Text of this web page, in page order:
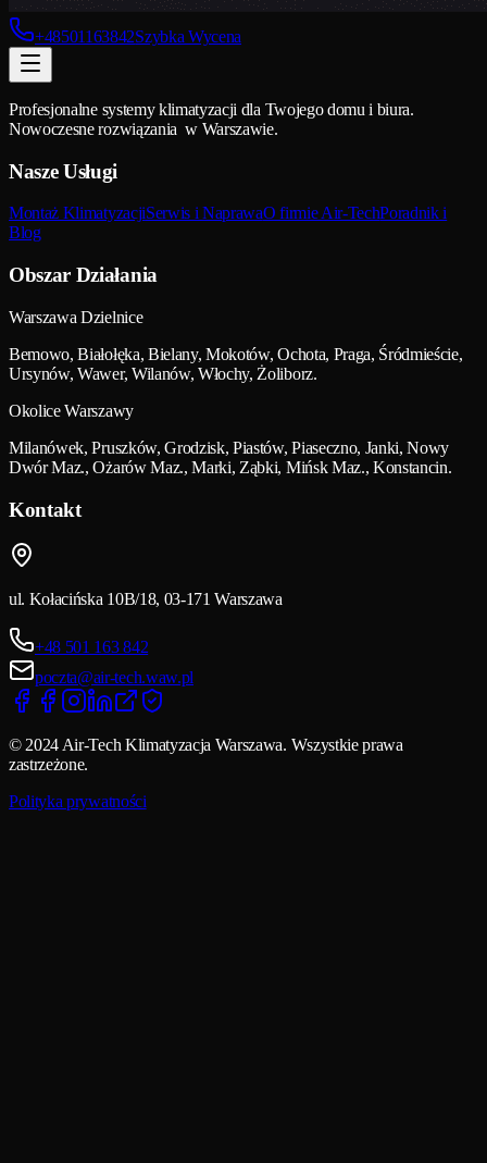
+48501163842Szybka Wycena
Profesjonalne systemy klimatyzacji dla Twojego domu i biura.
Nowoczesne rozwiązania w Warszawie.
Nasze Usługi
Montaż KlimatyzacjiSerwis i NaprawaO firmie Air-TechPoradnik i
Blog
Obszar Działania
Warszawa Dzielnice
Bemowo, Białołęka, Bielany, Mokotów, Ochota, Praga, Śródmieście,
Ursynów, Wawer, Wilanów, Włochy, Żoliborz.
Okolice Warszawy
Milanówek, Pruszków, Grodzisk, Piastów, Piaseczno, Janki, Nowy
Dwór Maz., Ożarów Maz., Marki, Ząbki, Mińsk Maz., Konstancin.
Kontakt
ul. Kołacińska 10B/18, 03-171 Warszawa
+48 501 163 842
poczta@air-tech.waw.pl
© 2024 Air-Tech Klimatyzacja Warszawa. Wszystkie prawa
zastrzeżone.
Polityka prywatności